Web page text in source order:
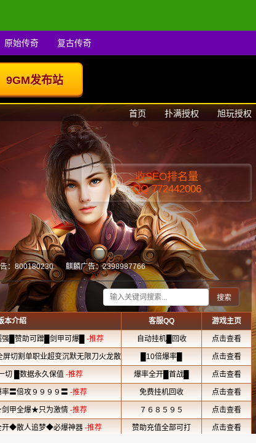
原始传奇 复古传奇